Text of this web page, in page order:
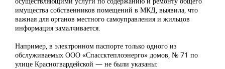
имущества собственников помещений в МКД, выявила, что
важная для органов местного самоуправления и жильцов
информация замалчивается.
Например, в электронном паспорте только одного из
обслуживаемых ООО «Спассктеплоэнерго» домов, № 71 по
улице Красногвардейской — не были указаны: